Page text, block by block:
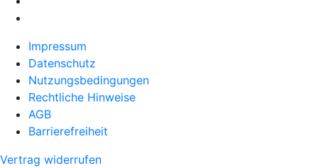
Impressum
Datenschutz
Nutzungsbedingungen
Rechtliche Hinweise
AGB
Barrierefreiheit
Vertrag widerrufen